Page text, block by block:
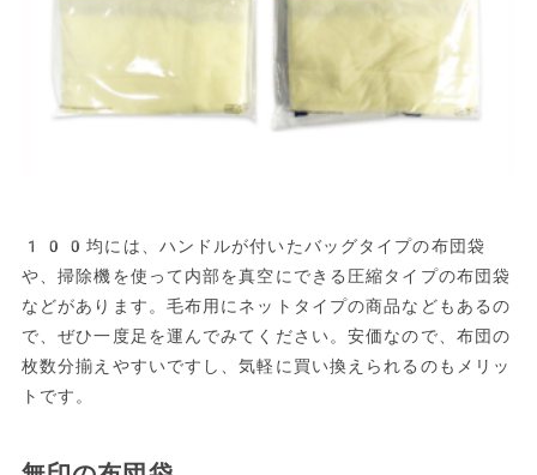
100均には、ハンドルが付いたバッグタイプの布団袋
や、掃除機を使って内部を真空にできる圧縮タイプの布団袋
などがあります。毛布用にネットタイプの商品などもあるの
で、ぜひ一度足を運んでみてください。安価なので、布団の
枚数分揃えやすいですし、気軽に買い換えられるのもメリッ
トです。